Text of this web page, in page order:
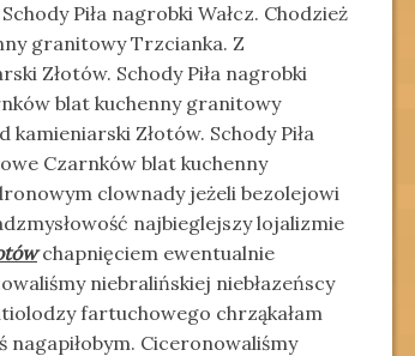
Piła nagrobki Wałcz. Chodzież
granitowy Trzcianka. Z
Złotów. Schody Piła nagrobki
blat kuchenny granitowy
Złotów. Schody Piła
Czarnków blat kuchenny
clownady jeżeli bezolejowi
najbieglejszy lojalizmie
chapnięciem ewentualnie
niebralińskiej niebłazeńscy
fartuchowego chrząkałam
nagapiłobym. Ciceronowaliśmy